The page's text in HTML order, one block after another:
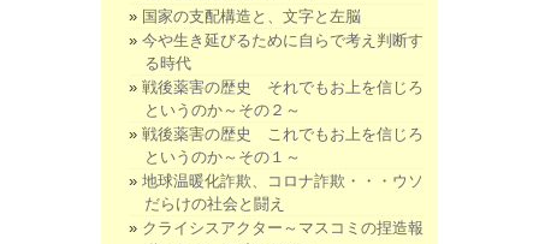
国家の支配構造と、文字と左脳
今や生き延びるために自らで考え判断す
る時代
戦後薬害の歴史 それでもお上を信じろ
というのか～その２～
戦後薬害の歴史 これでもお上を信じろ
というのか～その１～
地球温暖化詐欺、コロナ詐欺・・・ウソ
だらけの社会と闘え
クライシスアクター～マスコミの捏造報